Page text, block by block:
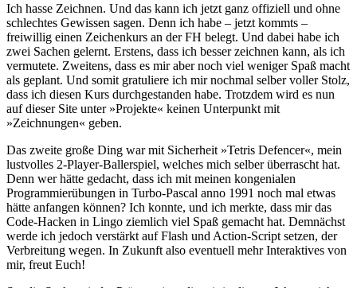
Ich hasse Zeichnen. Und das kann ich jetzt ganz offiziell und ohne
schlechtes Gewissen sagen. Denn ich habe – jetzt kommts –
freiwillig einen Zeichenkurs an der FH belegt. Und dabei habe ich
zwei Sachen gelernt. Erstens, dass ich besser zeichnen kann, als ich
vermutete. Zweitens, dass es mir aber noch viel weniger Spaß macht
als geplant. Und somit gratuliere ich mir nochmal selber voller Stolz,
dass ich diesen Kurs durchgestanden habe. Trotzdem wird es nun
auf dieser Site unter »Projekte« keinen Unterpunkt mit
»Zeichnungen« geben.
Das zweite große Ding war mit Sicherheit »Tetris Defencer«, mein
lustvolles 2-Player-Ballerspiel, welches mich selber überrascht hat.
Denn wer hätte gedacht, dass ich mit meinen kongenialen
Programmierübungen in Turbo-Pascal anno 1991 noch mal etwas
hätte anfangen können? Ich konnte, und ich merkte, dass mir das
Code-Hacken in Lingo ziemlich viel Spaß gemacht hat. Demnächst
werde ich jedoch verstärkt auf Flash und Action-Script setzen, der
Verbreitung wegen. In Zukunft also eventuell mehr Interaktives von
mir, freut Euch!